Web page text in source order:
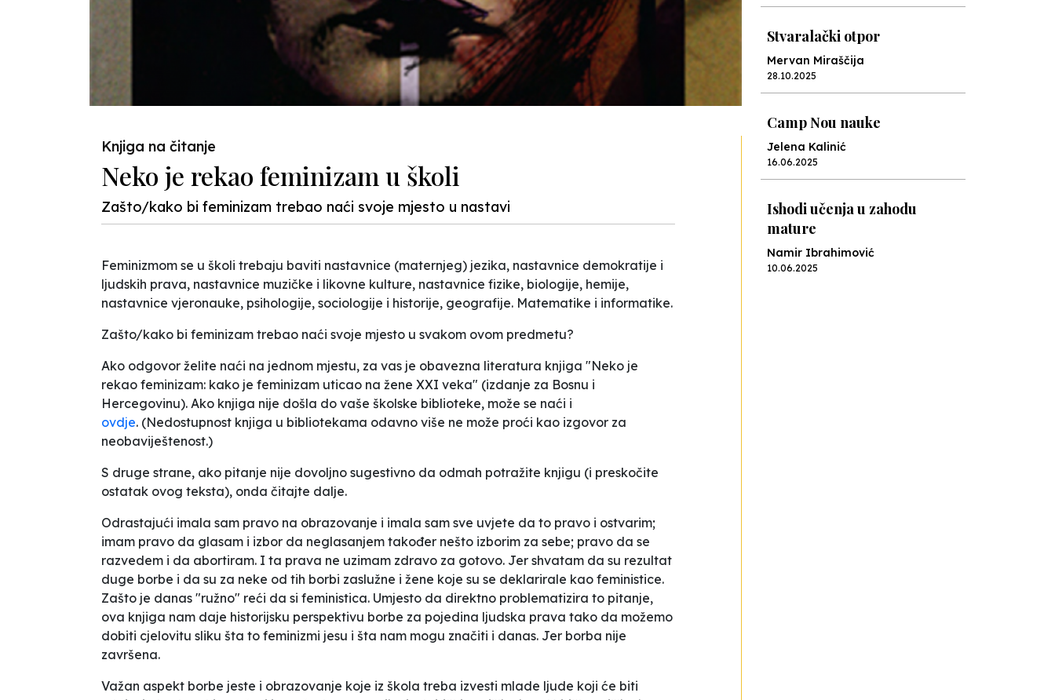
Knjiga na čitanje
Neko je rekao feminizam u školi
Zašto/kako bi feminizam trebao naći svoje mjesto u nastavi
Feminizmom se u školi trebaju baviti nastavnice (maternjeg) jezika, nastavnice demokratije i
ljudskih prava, nastavnice muzičke i likovne kulture, nastavnice fizike, biologije, hemije,
nastavnice vjeronauke, psihologije, sociologije i historije, geografije. Matematike i informatike.
Zašto/kako bi feminizam trebao naći svoje mjesto u svakom ovom predmetu?
Ako odgovor želite naći na jednom mjestu, za vas je obavezna literatura knjiga "Neko je
rekao feminizam: kako je feminizam uticao na žene XXI veka" (izdanje za Bosnu i
Hercegovinu). Ako knjiga nije došla do vaše školske biblioteke, može se naći i
ovdje. (Nedostupnost knjiga u bibliotekama odavno više ne može proći kao izgovor za
neobaviještenost.)
S druge strane, ako pitanje nije dovoljno sugestivno da odmah potražite knjigu (i preskočite
ostatak ovog teksta), onda čitajte dalje.
Odrastajući imala sam pravo na obrazovanje i imala sam sve uvjete da to pravo i ostvarim;
imam pravo da glasam i izbor da neglasanjem također nešto izborim za sebe; pravo da se
razvedem i da abortiram. I ta prava ne uzimam zdravo za gotovo. Jer shvatam da su rezultat
duge borbe i da su za neke od tih borbi zaslužne i žene koje su se deklarirale kao feministice.
Zašto je danas "ružno" reći da si feministica. Umjesto da direktno problematizira to pitanje,
ova knjiga nam daje historijsku perspektivu borbe za pojedina ljudska prava tako da možemo
dobiti cjelovitu sliku šta to feminizmi jesu i šta nam mogu značiti i danas. Jer borba nije
završena.
Važan aspekt borbe jeste i obrazovanje koje iz škola treba izvesti mlade ljude koji će biti
Stvaralački otpor
Mervan Miraščija
28.10.2025
Camp Nou nauke
Jelena Kalinić
16.06.2025
Ishodi učenja u zahodu
mature
Namir Ibrahimović
10.06.2025